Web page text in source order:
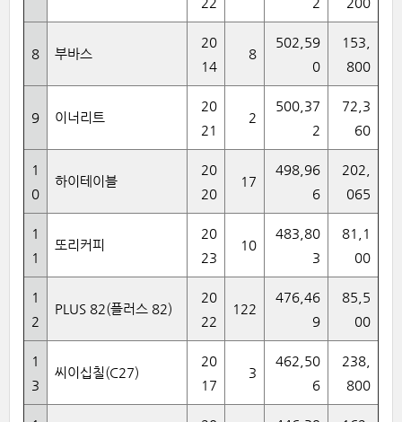
8 부바스
20
14
8
502,59
0
153,
800
9 이너리트
20
21
2
500,37
2
72,3
60
1
0
하이테이블
20
20
17
498,96
6
202,
065
1
1
또리커피
20
23
10
483,80
3
81,1
00
1
2
PLUS 82(플러스 82)
20
22
122
476,46
9
85,5
00
1
3
씨이십칠(C27)
20
17
3
462,50
6
238,
800